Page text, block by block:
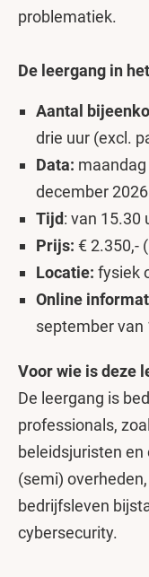
problematiek.
De leergang in
Aantal
drie uur (excl.
Data: maandag
december
Tijd: van 15.30
Prijs: € 2.350,-
Locatie: fysiek
Online
september van
Voor wie is deze
De leergang is
professionals,
beleidsjuristen
(semi)
bedrijfsleven
cybersecurity.